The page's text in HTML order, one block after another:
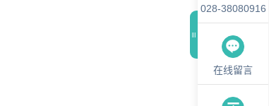
028-38080916
在线留言